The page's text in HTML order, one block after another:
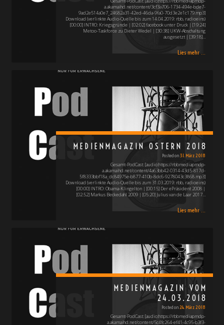
a.akamaihd.net/content/3cf3a706-1734-494e-bde7-
9ad2e514a0e7_24682a31-42ed-46da-9fa0-70d3e2e1c179.mp3]
Download (verlinkte Audio-Quelle bis zum 14.04.2019: rbb, radioeins)
[00:00] INTRO: Kriegsgründe | [02:02] facebook unter Druck | [19:24]
Metoo-Taskforce zu Dieter Wedel | [30:38] UKW-Abschaltung
ausgesetzt | [39:18]…
Lies mehr ...
MEDIENMAGAZIN OSTERN 2018
Posted on31. März 2018
Gesamt-PodCast: [audio:https://rbbmediapmdp-
a.akamaihd.net/content/4a63bb42-0314-43d5-817d-
5f8333bbf18a_dc84975e-b877-410b-8dc6-9278043c3868.mp3]
Download (verlinkte Audio-Quelle bis zum 31.03.2019: rbb, radioeins)
[00:00] INTRO: Obama-Klingelton | [00:15] Der ePräsident 2008 |
[02:52] Markus Beckedahl 2009 | [05:20] Julius van de Laar 2017…
Lies mehr ...
MEDIENMAGAZIN VOM
24.03.2018
Posted on24. März 2018
Gesamt-PodCast: [audio:https://rbbmediapmdp-
a.akamaihd.net/content/5c4fc264-ef41-4c95-b3f3-